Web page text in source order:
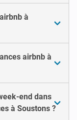
à
airbnb à
end dans
à Soustons ?